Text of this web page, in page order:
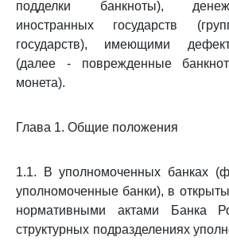
подделки банкноты),
иностранных государств
государств), имеющими
(далее - поврежденные
монета).
Глава 1. Общие положения
1.1. В уполномоченных банках
уполномоченные банки), в
нормативными актами Банка
структурных подразделениях